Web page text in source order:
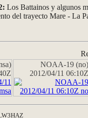
Los Battainos y algunos
del trayecto Mare - La
NOAA-19 (no)
2012/04/11 06:10Z